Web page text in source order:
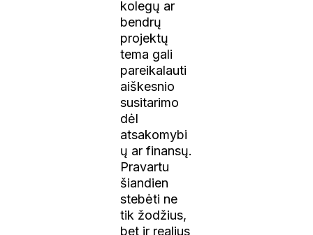
kolegų ar
bendrų
projektų
tema gali
pareikalauti
aiškesnio
susitarimo
dėl
atsakomybi
ų ar finansų.
Pravartu
šiandien
stebėti ne
tik žodžius,
bet ir realius